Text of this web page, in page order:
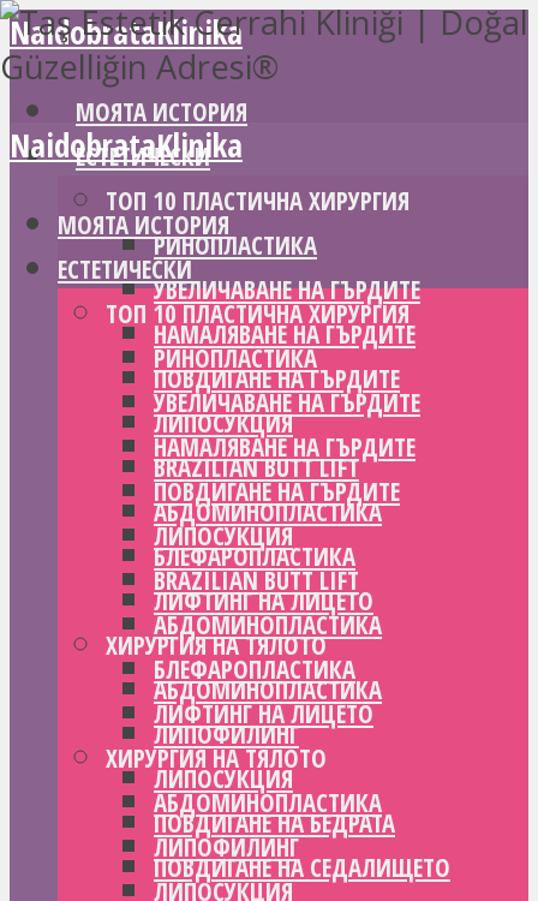
NaidobrataKlinika
МОЯТА ИСТОРИЯ
ЕСТЕТИЧЕСКИ
ТОП 10 ПЛАСТИЧНА ХИРУРГИЯ
РИНОПЛАСТИКА
УВЕЛИЧАВАНЕ НА ГЪРДИТЕ
НАМАЛЯВАНЕ НА ГЪРДИТЕ
ПОВДИГАНЕ НА ГЪРДИТЕ
ЛИПОСУКЦИЯ
BRAZILIAN BUTT LIFT
АБДОМИНОПЛАСТИКА
БЛЕФАРОПЛАСТИКА
ЛИФТИНГ НА ЛИЦЕТО
ХИРУРГИЯ НА ТЯЛОТО
АБДОМИНОПЛАСТИКА
ЛИПОФИЛИНГ
ЛИПОСУКЦИЯ
ПОВДИГАНЕ НА БЕДРАТА
ПОВДИГАНЕ НА СЕДАЛИЩЕТО
NaidobrataKlinika
МОЯТА ИСТОРИЯ
ЕСТЕТИЧЕСКИ
ТОП 10 ПЛАСТИЧНА ХИРУРГИЯ
РИНОПЛАСТИКА
УВЕЛИЧАВАНЕ НА ГЪРДИТЕ
НАМАЛЯВАНЕ НА ГЪРДИТЕ
ПОВДИГАНЕ НА ГЪРДИТЕ
ЛИПОСУКЦИЯ
BRAZILIAN BUTT LIFT
АБДОМИНОПЛАСТИКА
БЛЕФАРОПЛАСТИКА
ЛИФТИНГ НА ЛИЦЕТО
ХИРУРГИЯ НА ТЯЛОТО
АБДОМИНОПЛАСТИКА
ЛИПОФИЛИНГ
ЛИПОСУКЦИЯ